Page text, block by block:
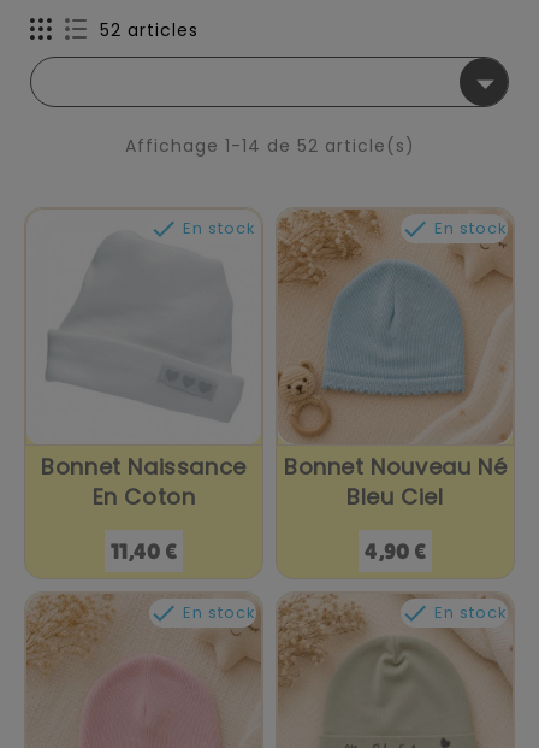
52 articles

Affichage 1-14 de 52 article(s)
 En stock
Bonnet Naissance
En Coton
Prix
11,40 €
 En stock
Bonnet Nouveau Né
Bleu Ciel
Prix
4,90 €
 En stock  En stock